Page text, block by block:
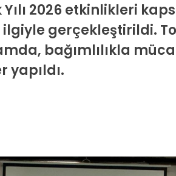
Yılı 2026 etkinlikleri
gerçekleştirildi.
bağımlılıkla